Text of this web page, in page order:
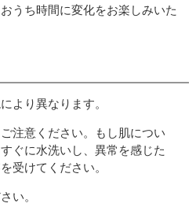
うち時間に変化をお楽しみいた
より異なります。
注意ください。もし肌につい
ぐに水洗いし、異常を感じた
受けてください。
い。